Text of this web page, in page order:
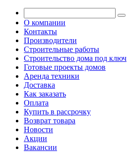
О компании
Контакты
Производители
Строительные работы
Строительство дома под ключ
Готовые проекты домов
Аренда техники
Доставка
Как заказать
Оплата
Купить в рассрочку
Возврат товара
Новости
Акции
Вакансии